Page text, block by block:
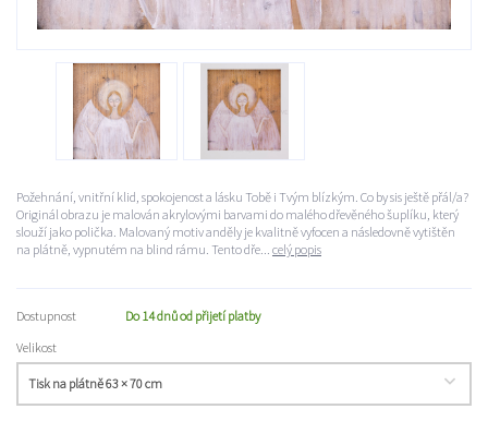
Požehnání, vnitřní klid, spokojenost a lásku Tobě i Tvým blízkým. Co by sis ještě přál/a?
Originál obrazu je malován akrylovými barvami do malého dřevěného šuplíku, který
slouží jako polička. Malovaný motiv anděly je kvalitně vyfocen a následovně vytištěn
na plátně, vypnutém na blind rámu. Tento dře... celý popis
Dostupnost
Do 14 dnů od přijetí platby
Velikost